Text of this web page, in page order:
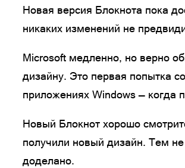
Новая версия Блокнота пока
никаких изменений не
Microsoft медленно, но верно
дизайну. Это первая попытка
приложениях Windows — когда
Новый Блокнот хорошо
получили новый дизайн. Тем
доделано.